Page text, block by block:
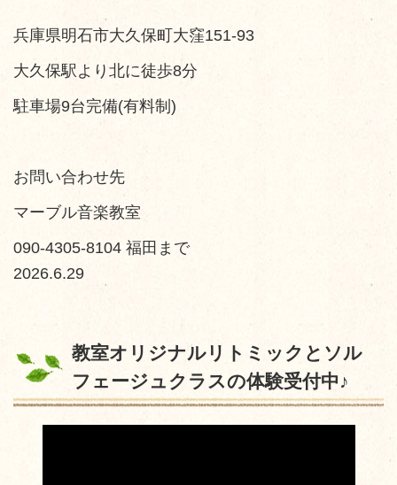
兵庫県明石市大久保町大窪151-93
大久保駅より北に徒歩8分
駐車場9台完備(有料制)
お問い合わせ先
マーブル音楽教室
090-4305-8104 福田まで
2026.6.29
教室オリジナルリトミックとソル
フェージュクラスの体験受付中♪